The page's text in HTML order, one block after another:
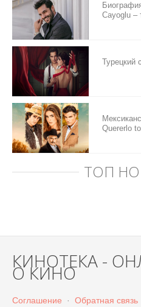
Cayoglu –
Турецкий
Quererlo
ТОП
КИНОТЕКА -
О КИНО
Соглашение · Обратная связь